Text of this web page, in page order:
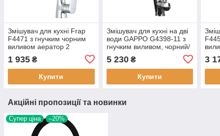
Змішувач для кухні Frap
F4471 з гнучким чорним
виливом аератор 2
кріплення гайка
1 935 ₴
Купити
Змішувач для кухні на дві
води GAPPO G4398-11 з
гнучким виливом, чорний/
5 230₴
Купити
3
Акційні пропозиції та новинки
Супер ціна –20%